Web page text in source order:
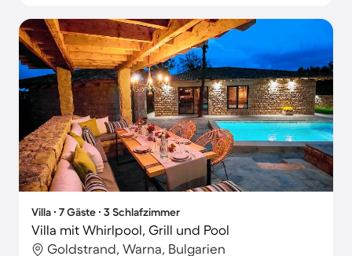
Villa ∙ 7 Gäste ∙ 3 Schlafzimmer
Villa mit Whirlpool, Grill und Pool
Goldstrand, Warna, Bulgarien